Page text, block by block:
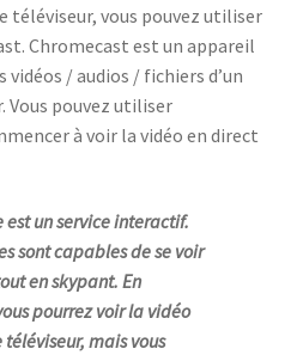
téléviseur, vous pouvez utiliser
Chromecast est un appareil
/ audios / fichiers d’un
Vous pouvez utiliser
à voir la vidéo en direct
est un service interactif.
sont capables de se voir
en skypant. En
pourrez voir la vidéo
mais vous